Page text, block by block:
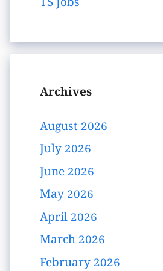
TS Jobs
Archives
August 2026
July 2026
June 2026
May 2026
April 2026
March 2026
February 2026